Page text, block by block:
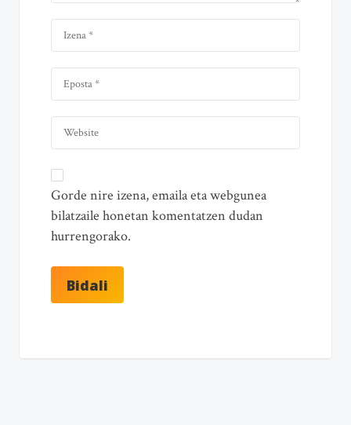
Gorde nire izena, emaila eta webgunea
bilatzaile honetan komentatzen dudan
hurrengorako.